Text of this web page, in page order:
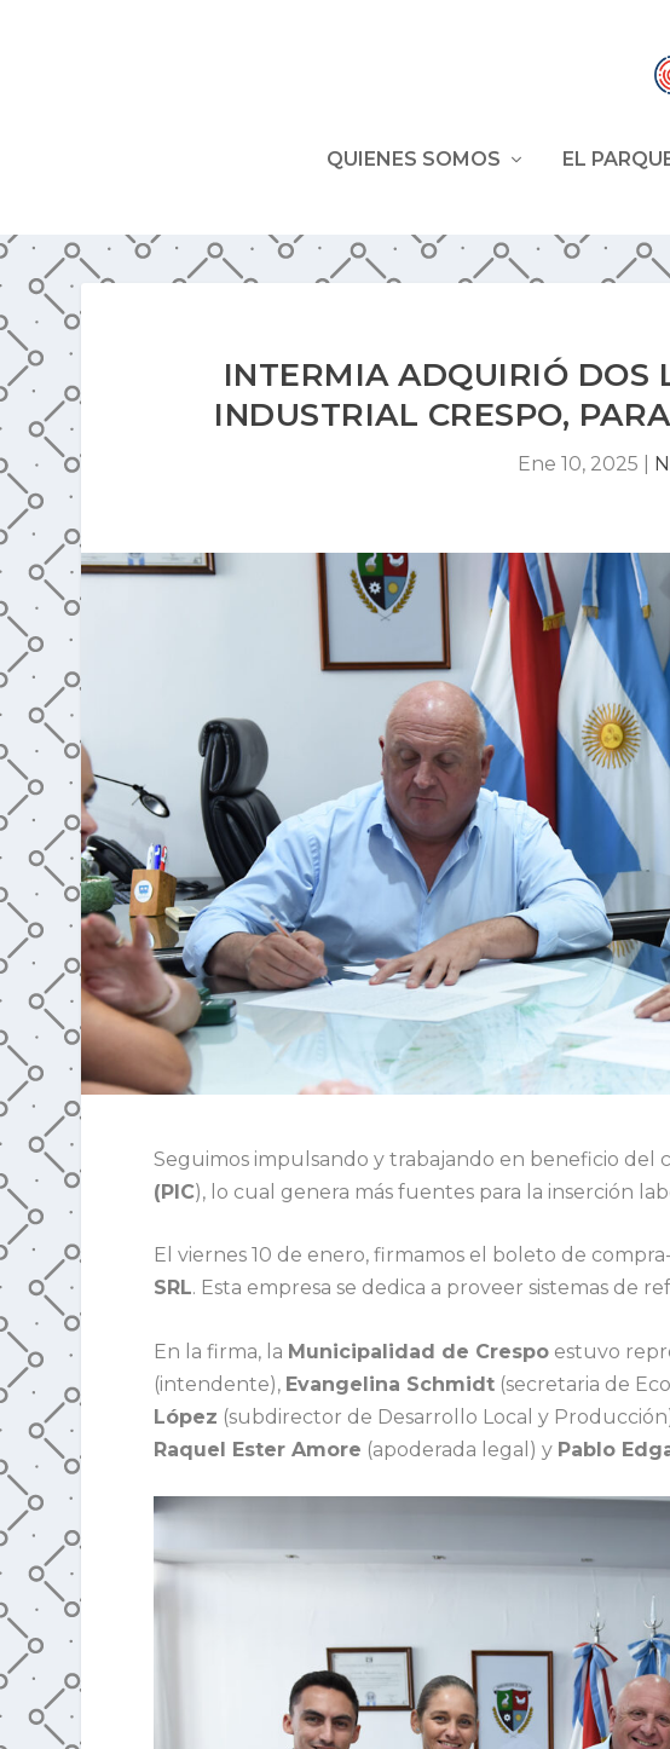
QUIENES SOMOS EL
INTERMIA ADQUIRIÓ DOS
INDUSTRIAL CRESPO,
Ene 10, 2025
Seguimos impulsando y trabajando en beneficio del
(PIC), lo cual genera más fuentes para la inserción
El viernes 10 de enero, firmamos el boleto de
SRL. Esta empresa se dedica a proveer sistemas de
En la firma, la Municipalidad de Crespo estuvo
(intendente), Evangelina Schmidt (secretaria de
López (subdirector de Desarrollo Local y
Raquel Ester Amore (apoderada legal) y Pablo